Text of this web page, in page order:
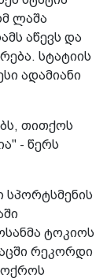
ლაშა
აწევს და
სტატიის
ადამიანი
თითქოს
- წერს
სპორტსმენის
ტოკიოს
რეკორდი
ოქროს